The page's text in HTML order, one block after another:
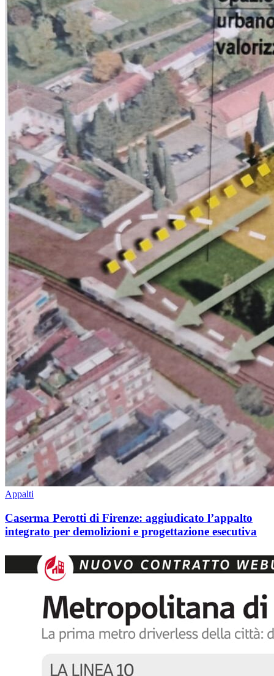
Appalti
Caserma Perotti di Firenze: aggiudicato l’appalto
integrato per demolizioni e progettazione esecutiva